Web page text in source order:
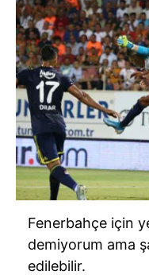
Fenerbahçe için
demiyorum ama
edilebilir.